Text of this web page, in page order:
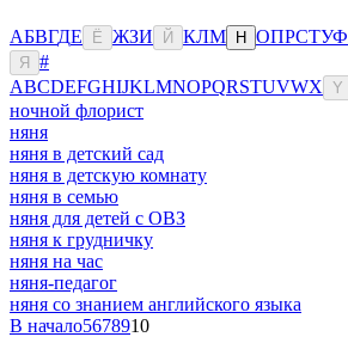
АБВГДЕ Ё ЖЗИ Й КЛМ Н ОПРСТУФ
Я
#
ABCDEFGHIJKLMNOPQRSTUVWX Y
ночной флорист
няня
няня в детский сад
няня в детскую комнату
няня в семью
няня для детей с ОВЗ
няня к грудничку
няня на час
няня-педагог
няня со знанием английского языка
В начало5678910